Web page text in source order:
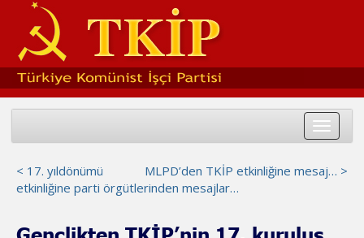
Toggle
MLPD’den TKİP etkinliğine mesaj… >
< 17. yıldönümü
etkinliğine parti örgütlerinden mesajlar…